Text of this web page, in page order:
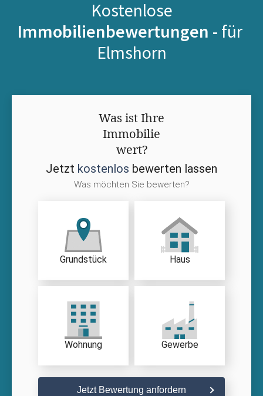
Kostenlose
Immobilienbewertungen - für
Elmshorn
Was ist Ihre
Immobilie
wert?
Jetzt kostenlos bewerten lassen
Was möchten Sie bewerten?
Grundstück Haus
Wohnung Gewerbe
Jetzt Bewertung anfordern